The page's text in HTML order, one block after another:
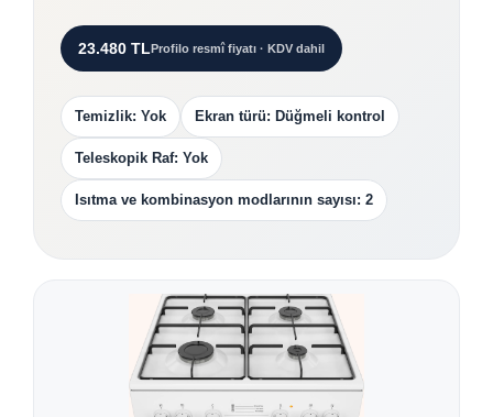
23.480 TLProfilo resmî fiyatı · KDV dahil
Temizlik: Yok Ekran türü: Düğmeli kontrol
Teleskopik Raf: Yok
Isıtma ve kombinasyon modlarının sayısı: 2